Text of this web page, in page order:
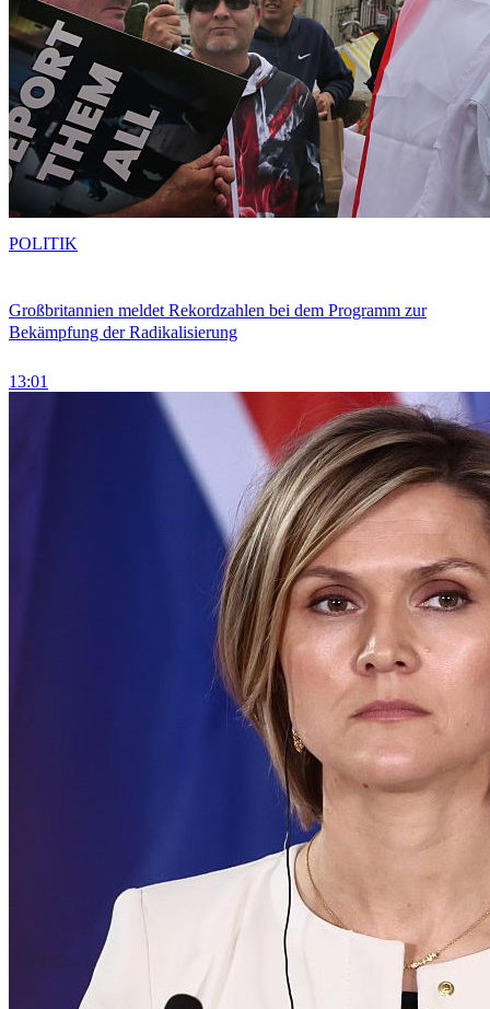
Großbritannien meldet Rekordzahlen bei dem Programm zur
Bekämpfung der Radikalisierung
13:01
POLITIK